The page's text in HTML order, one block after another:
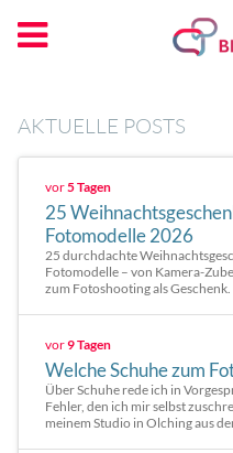
AKTUELLE POSTS
vor5 Tagen
25
Fotomodelle 2026
25 durchdachte
Fotomodelle – von Kamera-
zum Fotoshooting als Geschenk.
vor9 Tagen
Welche Schuhe zum
Über Schuhe rede ich in
Fehler, den ich mir selbst
meinem Studio in Olching aus